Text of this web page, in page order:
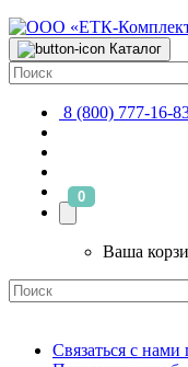
Каталог
8 (800) 777-16-
0
Ваша
Связаться с нами